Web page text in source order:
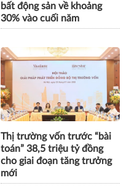
bất động sản về khoảng
30% vào cuối năm
Thị trường vốn trước “bài
toán” 38,5 triệu tỷ đồng
cho giai đoạn tăng trưởng
mới